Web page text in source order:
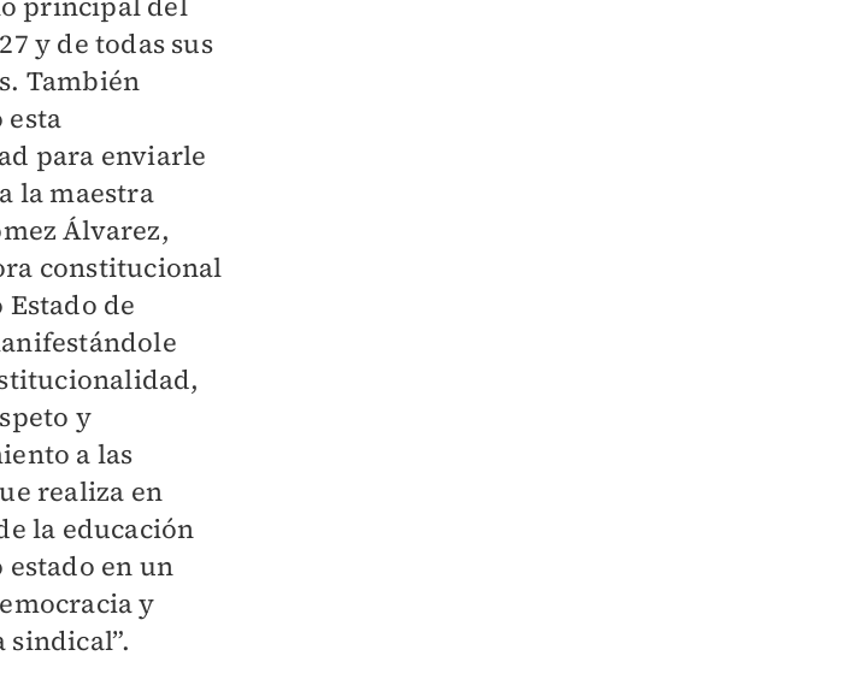
y de todas sus
También
esta
para enviarle
la maestra
Álvarez,
constitucional
de
y
a las
realiza en
la educación
estado en un
y
sindical”.